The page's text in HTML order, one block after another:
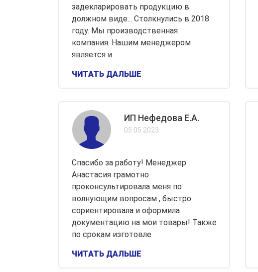
задекларировать продукцию в
должном виде... Столкнулись в 2018
году. Мы производственная
компания. Нашим менеджером
является и
ЧИТАТЬ ДАЛЬШЕ
ИП Нефедова Е.А.
05.05.2023
Спасибо за работу! Менеджер
Анастасия грамотно
проконсультировала меня по
волнующим вопросам , быстро
сориентировала и оформила
документацию на мои товары! Также
по срокам изготовле
ЧИТАТЬ ДАЛЬШЕ